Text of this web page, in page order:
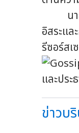
นายม
อิสระแ
รีซอร์สเ
ข่าวบ